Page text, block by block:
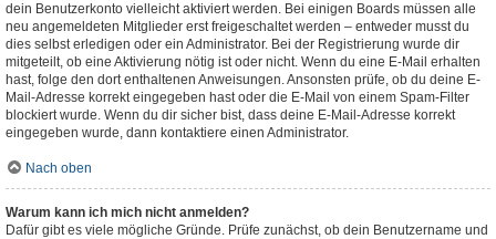
dein Benutzerkonto vielleicht aktiviert werden. Bei einigen Boards müssen alle
neu angemeldeten Mitglieder erst freigeschaltet werden – entweder musst du
dies selbst erledigen oder ein Administrator. Bei der Registrierung wurde dir
mitgeteilt, ob eine Aktivierung nötig ist oder nicht. Wenn du eine E-Mail erhalten
hast, folge den dort enthaltenen Anweisungen. Ansonsten prüfe, ob du deine E-
Mail-Adresse korrekt eingegeben hast oder die E-Mail von einem Spam-Filter
blockiert wurde. Wenn du dir sicher bist, dass deine E-Mail-Adresse korrekt
eingegeben wurde, dann kontaktiere einen Administrator.
Nach oben
Warum kann ich mich nicht anmelden?
Dafür gibt es viele mögliche Gründe. Prüfe zunächst, ob dein Benutzername und